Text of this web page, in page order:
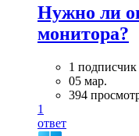
Нужно ли
монитора?
1 подписчик
05 мар.
394
1
ответ